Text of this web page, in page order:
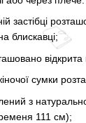
застібці
блискавці;
сумки
з
111 см);